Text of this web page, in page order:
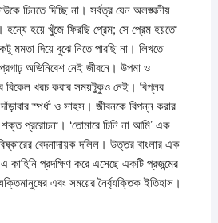
চিনতে দিচ্ছি না। সর্বত্র যেন অলঙ্ঘনীয়
হন্যে হয়ে খুঁজে ফিরছি প্রেম; সে প্রেম হয়তো
দিয়ে বুঝে নিতে পারছি না। লিখতে
অভিনিবেশ নেই জীবনে। উপমা ও
বিকেল খরচ করার সময়টুকুও নেই। বিপ্লব
স্পর্ধা ও সাহস। জীবনকে বিপন্ন করার
শক্ত প্ররোচনা। ‘তোমারে চিনি না আমি’ এক
বেদনাদায়ক দলিল। উত্তর বাংলার এক
কাহিনি প্রদক্ষিণ করে এসেছে একটি প্রজন্মের
এবং সময়ের নৈর্ব্যক্তিক ইতিহাস।